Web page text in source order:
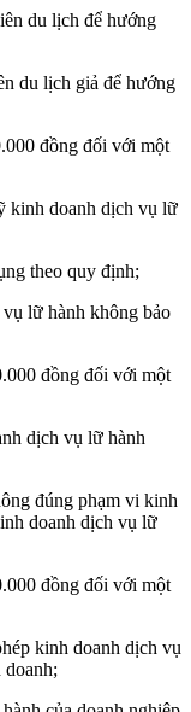
du lịch để hướng
du lịch giả để hướng
đồng đối với một
kinh doanh dịch vụ lữ
theo quy định;
lữ hành không bảo
đồng đối với một
dịch vụ lữ hành
đúng phạm vi kinh
doanh dịch vụ lữ
đồng đối với một
kinh doanh dịch vụ
doanh;